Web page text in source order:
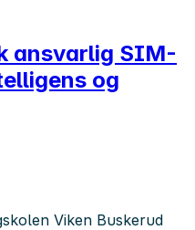
ansvarlig SIM-
og
Viken Buskerud